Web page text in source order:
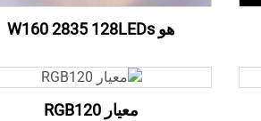
هو W160 2835 128LEDs
معيار RGB120